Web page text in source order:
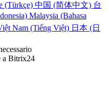
(Türkçe) 中国 (简体中文) 台
Malaysia (Bahasa
Nam (Tiếng Việt) 日本 (日
a Bitrix24